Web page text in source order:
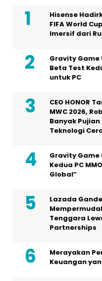
Hisense
FIFA World
Imersif dari
Gravity Game
Beta Test
untuk PC
CEO HONOR
MWC 2026,
Banyak
Teknologi
Gravity Game
Kedua PC
Global”
Lazada
Tenggara
Partnerships
Merayakan
Keuangan